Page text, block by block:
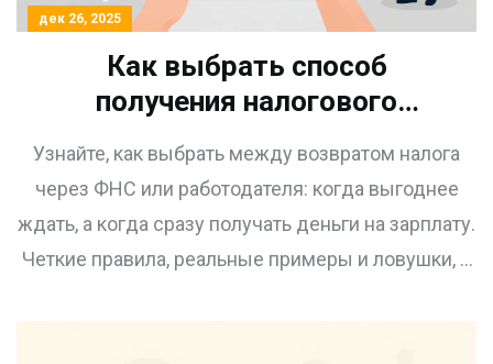
дек 26, 2025
Как выбрать способ
получения налогового
вычета: через ФНС или
работодателя
Узнайте, как выбрать между возвратом налога
через ФНС или работодателя: когда выгоднее
ждать, а когда сразу получать деньги на зарплату.
Четкие правила, реальные примеры и ловушки, о